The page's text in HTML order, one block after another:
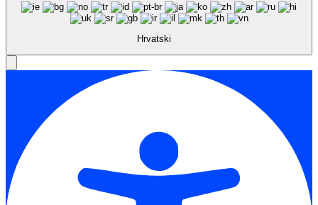
Hrvatski